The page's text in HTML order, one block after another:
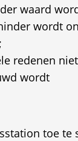
waard
wordt
redenen
wordt
toe te